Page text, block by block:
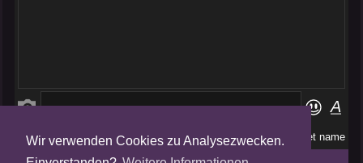
Wir verwenden Cookies zu Analysezwecken.